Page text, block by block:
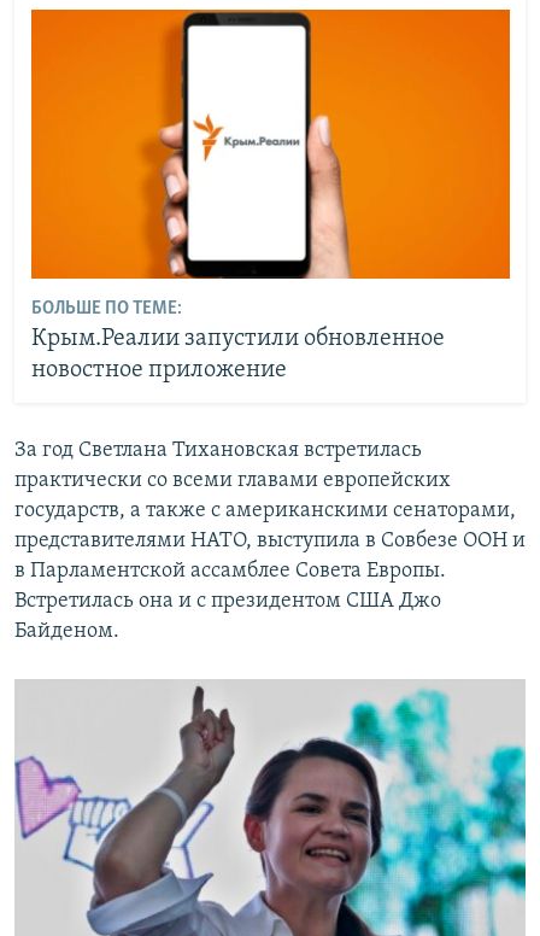
БОЛЬШЕ ПО ТЕМЕ:
Крым.Реалии запустили обновленное
новостное приложение
За год Светлана Тихановская встретилась
практически со всеми главами европейских
государств, а также с американскими сенаторами,
представителями НАТО, выступила в Совбезе ООН и
в Парламентской ассамблее Совета Европы.
Встретилась она и с президентом США Джо
Байденом.